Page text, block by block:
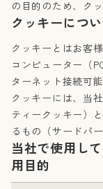
の目的のため、ク
クッキーにつ
クッキーとはお客
コンピューター（
ターネット接続可
クッキーには、当
ティークッキー）
るもの（サードパ
当社で使用し
用目的